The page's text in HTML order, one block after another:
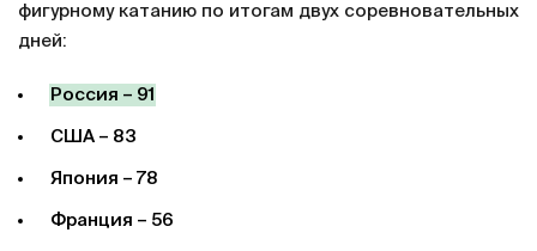
фигурному катанию по итогам двух соревновательных
дней:
Россия – 91
США – 83
Япония – 78
Франция – 56